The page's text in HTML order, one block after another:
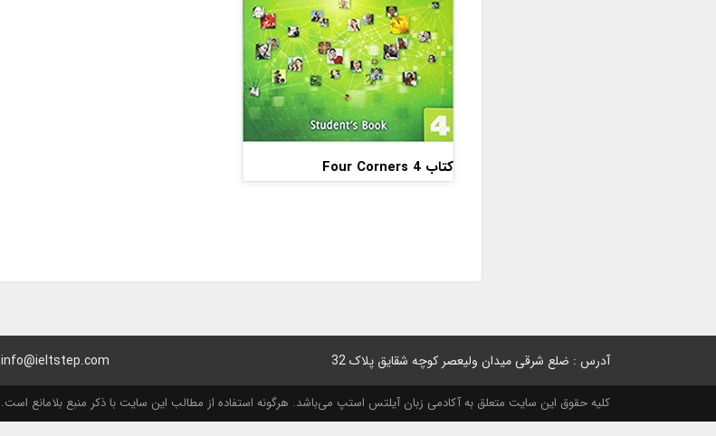
کتاب Four Corners 4
آدرس : ضلع شرقی میدان ولیعصر کوچه شقایق پلاک 32 info@ieltstep.com
کلیه حقوق این سایت متعلق به آکادمی زبان آیلتس استپ می‌باشد. هرگونه استفاده از مطالب این سایت با ذکر منبع بلامانع است.